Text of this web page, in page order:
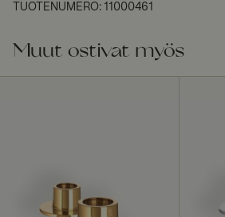
TUOTENUMERO: 11000461
Muut ostivat myös